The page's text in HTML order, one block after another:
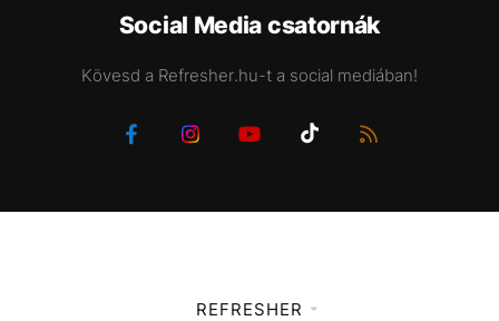
Social Media csatornák
Kövesd a Refresher.hu-t a social mediában!
REFRESHER